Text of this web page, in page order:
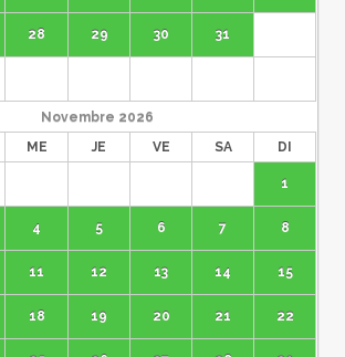
28 29 30 31
Novembre 2026
ME JE VE SA DI
1
4 5 6 7 8
11 12 13 14 15
18 19 20 21 22